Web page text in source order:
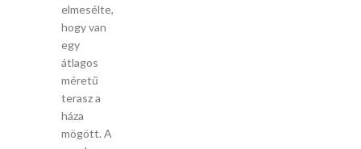
elmesélte,
hogy van
egy
átlagos
méretű
terasz a
háza
mögött. A